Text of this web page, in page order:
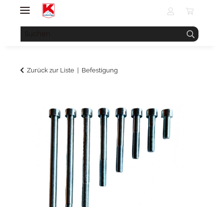
Zurück zur Liste Befestigung